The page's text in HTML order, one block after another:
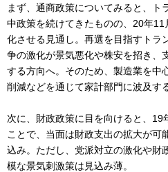
まず、通商政策についてみると、ト
中政策を続けてきたものの、20年
化させる見通し。再選を目指すトラ
争の激化が景気悪化や株安を招き、
する方向へ。そのため、製造業を中
削減などを通じて家計部門に波及す
次に、財政政策に目を向けると、19
ことで、当面は財政支出の拡大が可
込み。ただし、党派対立の激化や財
模な景気刺激策は見込み薄。